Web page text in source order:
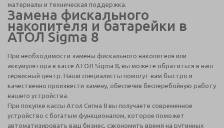
материалы и техническая поддержка.
Замена фискального
накопителя и батарейки в
АТОЛ Sigma 8
При необходимости замены фискального накопителя или
аккумулятора в кассе АТОЛ Sigma 8, вы можете обратиться в наш
сервисный центр. Наши специалисты помогут вам быстро и
качественно произвести замену, обеспечив бесперебойную работу
вашего устройства.
При покупке кассы Атол Сигма 8 вы получаете современное
устройство с богатым функционалом, которое поможет
автоматизировать ваш бизнес, сэкономить время на рутинных